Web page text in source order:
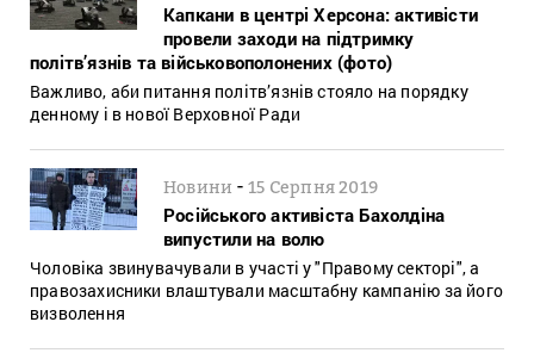
Капкани в центрі Херсона: активісти
провели заходи на підтримку
політв’язнів та військовополонених (фото)
Важливо, аби питання політв’язнів стояло на порядку
денному і в нової Верховної Ради
Новини -15 Серпня 2019
Російського активіста Бахолдіна
випустили на волю
Чоловіка звинувачували в участі у "Правому секторі", а
правозахисники влаштували масштабну кампанію за його
визволення